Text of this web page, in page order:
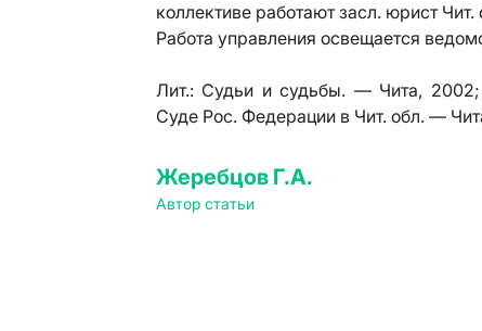
коллективе работают засл. юрист
Работа управления освещается
Лит.: Судьи и судьбы. — Чита, 2002;
Суде Рос. Федерации в Чит. обл. —
Жеребцов Г.А.
Автор статьи